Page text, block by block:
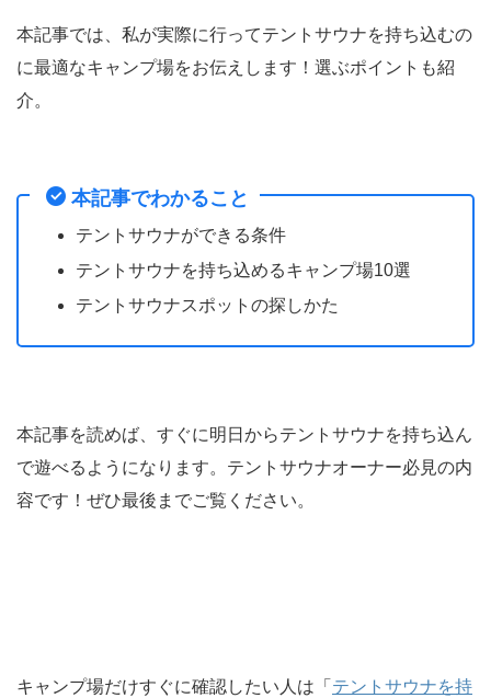
本記事では、私が実際に行ってテントサウナを持ち込むの
に最適なキャンプ場をお伝えします！選ぶポイントも紹
介。
本記事でわかること
テントサウナができる条件
テントサウナを持ち込めるキャンプ場10選
テントサウナスポットの探しかた
本記事を読めば、すぐに明日からテントサウナを持ち込ん
で遊べるようになります。テントサウナオーナー必見の内
容です！ぜひ最後までご覧ください。
キャンプ場だけすぐに確認したい人は「 テントサウナを持